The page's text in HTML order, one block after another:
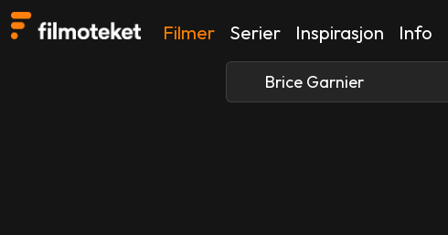
Filmer Serier Inspirasjon Info